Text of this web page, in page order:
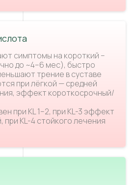
симптомы на короткий –
до ~4–6 мес), быстро
трение в суставе
при лёгкой — средней
эффект короткосрочный/
при KL 1–2, при KL-3 эффект
KL-4 стойкого лечения